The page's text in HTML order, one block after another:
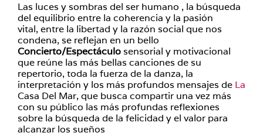
Las luces y sombras del ser humano , la búsqueda
del equilibrio entre la coherencia y la pasión
vital, entre la libertad y la razón social que nos
condena, se reflejan en un bello
Concierto/Espectáculosensorial y motivacional
que reúne las más bellas canciones de su
repertorio, toda la fuerza de la danza, la
interpretación y los más profundos mensajes de La
Casa Del Mar, que busca compartir una vez más
con su público las más profundas reflexiones
sobre la búsqueda de la felicidad y el valor para
alcanzar los sueños